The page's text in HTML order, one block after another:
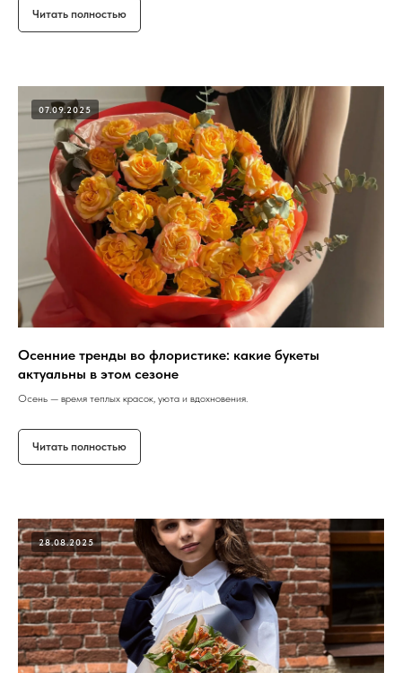
Читать полностью
07.09.2025
Осенние тренды во флористике: какие букеты
актуальны в этом сезоне
Осень — время теплых красок, уюта и вдохновения.
Читать полностью
28.08.2025